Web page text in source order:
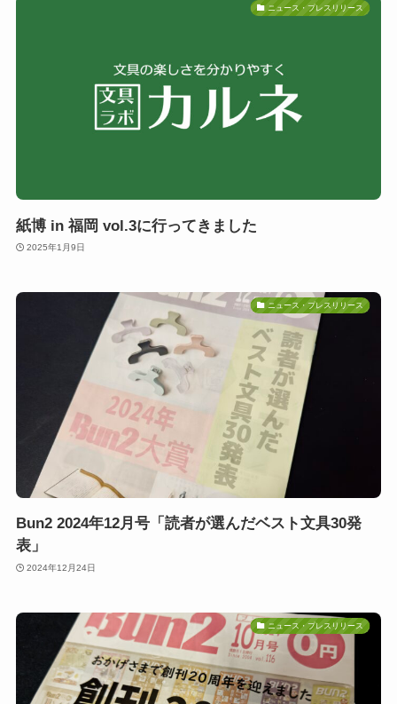
ニュース・プレスリリース
紙博 in 福岡 vol.3に行ってきました
2025年1月9日
ニュース・プレスリリース
Bun2 2024年12月号「読者が選んだベスト文具30発
表」
2024年12月24日
ニュース・プレスリリース